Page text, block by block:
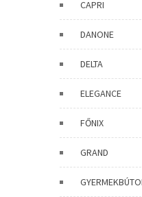
CAPRI
DANONE
DELTA
ELEGANCE
FŐNIX
GRAND